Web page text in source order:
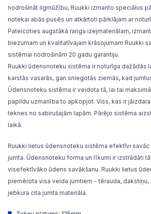
nodrošināt ilgmūžību, Ruukki izmanto speciālus
notekai abās pusēs un atkārtoti pārklājam ar
Pateicoties augstākā ranga izejmateriālam,
biezumam un kvalitatīvajam krāsojumam Ruukki
sistēmai nodrošinām 20 gadu garantiju.
Ruukki ūdensnoteku sistēma ir noturīga dažādās
karstās vasarās, gan sniegotās ziemās, kad
Ūdensnoteku sistēma ir veidota tā, lai tai
papildu uzmanība to apkopjot. Viss, kas ir
teknes no sabirušajām lapām. Pārējo sistēma
laikā.
Ruukki lietus ūdensnoteku sistēma efektīvi savāc
jumta. Ūdensnoteku forma un līkumi ir izstrādāti
visefektīvāko ūdens savākšanu. Ruukki lietus
piemērota visa veida jumtiem - tērauda, dakstiņu,
jebkura cita jumta materiāla.